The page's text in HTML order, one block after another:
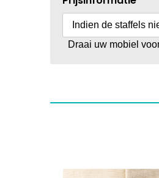
Indien de staffels
Draai uw mobiel